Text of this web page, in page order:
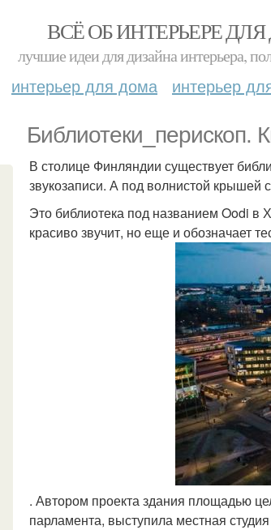
ВСЁ ОБ ИНТЕРЬЕРЕ
лучшие идеи для дизайна интерьера,
интерьер для дома интерьер
Библиотеки_перископ.
В столице Финляндии существует
звукозаписи. А под волнистой крышей
Это библиотека под названием Oodi в
красиво звучит, но еще и обозначает
. Автором проекта здания площадью
парламента, выступила местная